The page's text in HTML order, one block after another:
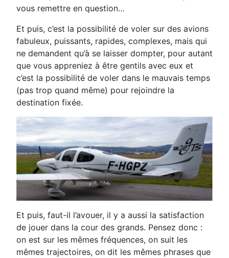
vous remettre en question…
Et puis, c’est la possibilité de voler sur des avions
fabuleux, puissants, rapides, complexes, mais qui
ne demandent qu’à se laisser dompter, pour autant
que vous appreniez à être gentils avec eux et
c’est la possibilité de voler dans le mauvais temps
(pas trop quand même) pour rejoindre la
destination fixée.
Et puis, faut-il l’avouer, il y a aussi la satisfaction
de jouer dans la cour des grands. Pensez donc :
on est sur les mêmes fréquences, on suit les
mêmes trajectoires, on dit les mêmes phrases que